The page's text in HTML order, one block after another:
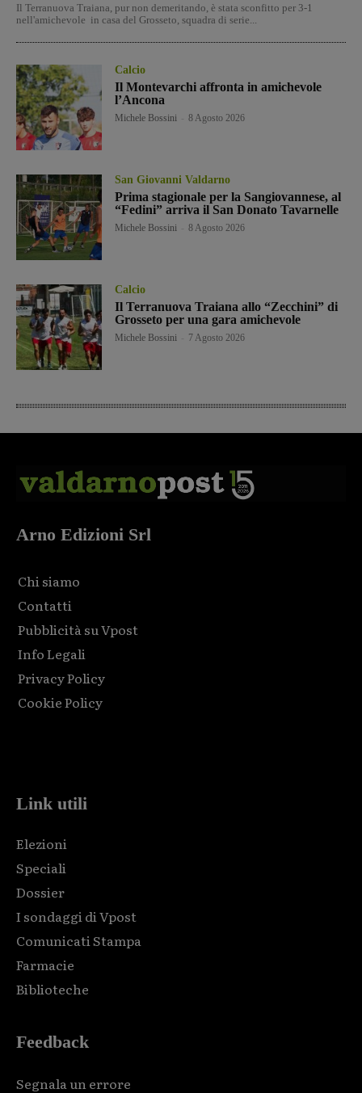
Il Terranuova Traiana, pur non demeritando, è stata sconfitto per 3-1
nell'amichevole in casa del Grosseto, squadra di serie...
Calcio
Il Montevarchi affronta in amichevole
l’Ancona
Michele Bossini 8 Agosto 2026
San Giovanni Valdarno
Prima stagionale per la Sangiovannese, al
“Fedini” arriva il San Donato Tavarnelle
Michele Bossini 8 Agosto 2026
Calcio
Il Terranuova Traiana allo “Zecchini” di
Grosseto per una gara amichevole
Michele Bossini 7 Agosto 2026
Arno Edizioni Srl
Chi siamo
Contatti
Pubblicità su Vpost
Info Legali
Privacy Policy
Cookie Policy
Link utili
Elezioni
Speciali
Dossier
I sondaggi di Vpost
Comunicati Stampa
Farmacie
Biblioteche
Feedback
Segnala un errore